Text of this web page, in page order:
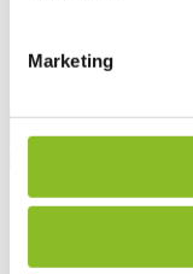
Marketing
Startseite